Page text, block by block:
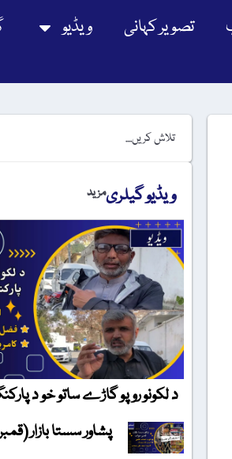
تصویر کہانی ویڈیو
ویڈیو گیلریمزید
د لکونو روپو گاڑے ساتو خو د
پشاور سستا بازار